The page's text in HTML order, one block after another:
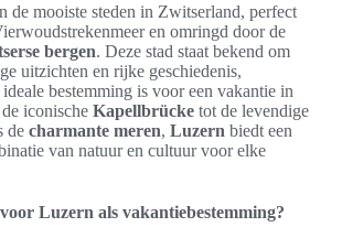
de mooiste steden in Zwitserland, perfect
en omringd door de
bergen. Deze stad staat bekend om
uitzichten en rijke geschiedenis,
bestemming is voor een vakantie in
iconische Kapellbrücke tot de levendige
de charmante meren, Luzern biedt een
van natuur en cultuur voor elke
Luzern als vakantiebestemming?